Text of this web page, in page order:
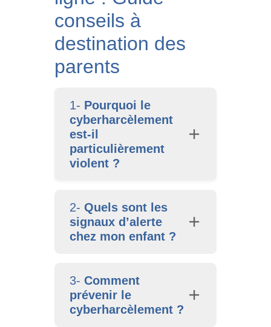
conseils à
destination des
parents
1- Pourquoi le
cyberharcèlement
est-il
particulièrement
violent ?
2- Quels sont les
signaux d’alerte
chez mon enfant ?
3- Comment
prévenir le
cyberharcèlement ?